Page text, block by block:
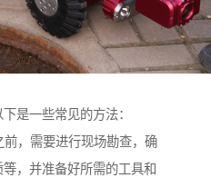
是一些常见的方法：
，需要进行现场勘查，确
，并准备好所需的工具和